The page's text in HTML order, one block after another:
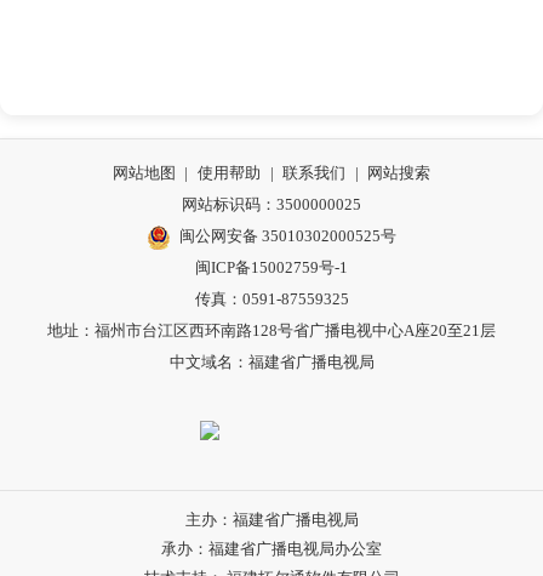
网站地图 | 使用帮助 | 联系我们 |
网站搜索
网站标识码：3500000025
闽公网安备 35010302000525号
闽ICP备15002759号-1
传真：0591-87559325
地址：福州市台江区西环南路128号省广播电视中心A座20至21层
中文域名：福建省广播电视局
主办：福建省广播电视局
承办：福建省广播电视局办公室